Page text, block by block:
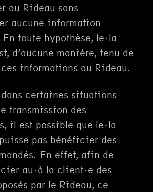
au Rideau sans
aucune information
En toute hypothèse, le·la
d’aucune manière, tenu de
informations au Rideau.
certaines situations
transmission des
il est possible que le·la
pas bénéficier des
En effet, afin de
au·à la client·e des
par le Rideau, ce